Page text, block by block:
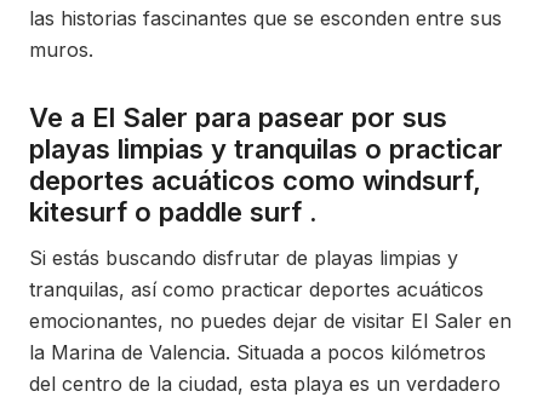
las historias fascinantes que se esconden entre sus
muros.
Ve a El Saler para pasear por sus
playas limpias y tranquilas o practicar
deportes acuáticos como windsurf,
kitesurf o paddle surf .
Si estás buscando disfrutar de playas limpias y
tranquilas, así como practicar deportes acuáticos
emocionantes, no puedes dejar de visitar El Saler en
la Marina de Valencia. Situada a pocos kilómetros
del centro de la ciudad, esta playa es un verdadero